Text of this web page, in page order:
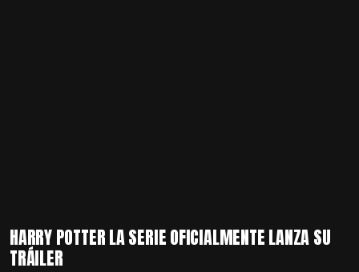
HARRY POTTER LA SERIE OFICIALMENTE LANZA SU
TRÁILER